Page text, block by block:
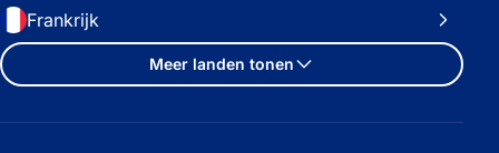
Frankrijk
Meer landen tonen